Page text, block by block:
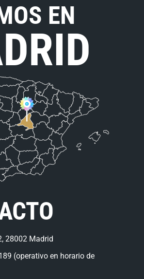
EN
28002 Madrid
(operativo en horario de